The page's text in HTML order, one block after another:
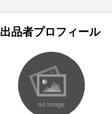
出品者プロフィール